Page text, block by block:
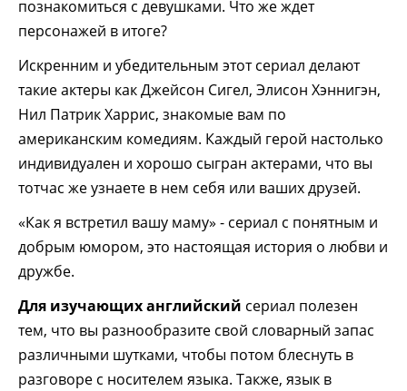
познакомиться с девушками. Что же ждет
персонажей в итоге?
Искренним и убедительным этот сериал делают
такие актеры как Джейсон Сигел, Элисон Хэннигэн,
Нил Патрик Харрис, знакомые вам по
американским комедиям. Каждый герой настолько
индивидуален и хорошо сыгран актерами, что вы
тотчас же узнаете в нем себя или ваших друзей.
«Как я встретил вашу маму» - сериал с понятным и
добрым юмором, это настоящая история о любви и
дружбе.
Для изучающих английский сериал полезен
тем, что вы разнообразите свой словарный запас
различными шутками, чтобы потом блеснуть в
разговоре с носителем языка. Также, язык в